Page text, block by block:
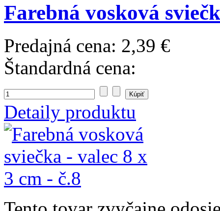
Farebná vosková
Predajná cena: 2,39 €
Štandardná cena:
Detaily produktu